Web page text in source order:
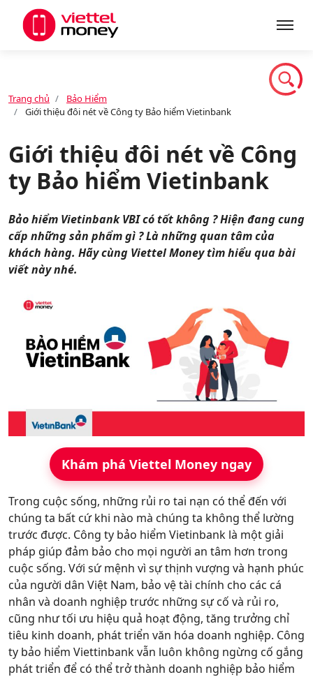
Dịch vụ
Tin tức
Khuyến mãi
Trang chủ
Bảo Hiểm
Giới thiệu đôi nét về Công ty Bảo hiểm Vietinbank
Giới thiệu đôi nét về Công
ty Bảo hiểm Vietinbank
Bảo hiểm Vietinbank VBI có tốt không ? Hiện đang cung
cấp những sản phẩm gì ? Là những quan tâm của
khách hàng. Hãy cùng Viettel Money tìm hiểu qua bài
viết này nhé.
Khám phá Viettel Money ngay
Trong cuộc sống, những rủi ro tai nạn có thể đến với
chúng ta bất cứ khi nào mà chúng ta không thể lường
trước được. Công ty bảo hiểm Vietinbank là một giải
pháp giúp đảm bảo cho mọi người an tâm hơn trong
cuộc sống. Với sứ mệnh vì sự thịnh vượng và hạnh phúc
của người dân Việt Nam, bảo vệ tài chính cho các cá
nhân và doanh nghiệp trước những sự cố và rủi ro,
cũng như tối ưu hiệu quả hoạt động, tăng trưởng chỉ
tiêu kinh doanh, phát triển văn hóa doanh nghiệp. Công
ty bảo hiểm Viettinbank vẫn luôn không ngừng cố gắng
phát triển để có thể trở thành doanh nghiệp bảo hiểm